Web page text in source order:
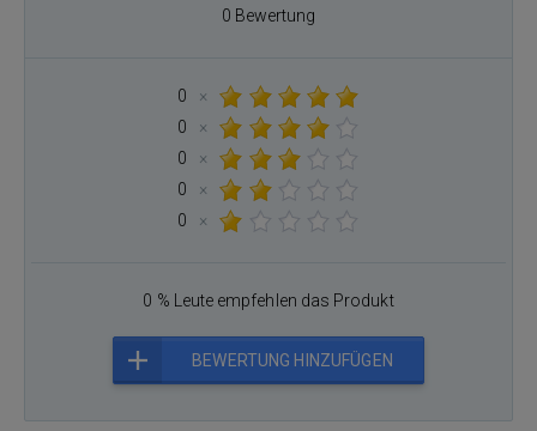
0 Bewertung
0
×
0
×
0
×
0
×
0
×
0 % Leute empfehlen das Produkt
BEWERTUNG HINZUFÜGEN